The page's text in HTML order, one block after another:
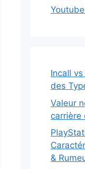
Incall
des
Valeur
carrière
&